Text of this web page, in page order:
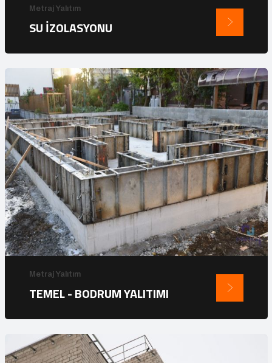
Metraj Yalıtım
SU İZOLASYONU
Metraj Yalıtım
TEMEL - BODRUM YALITIMI